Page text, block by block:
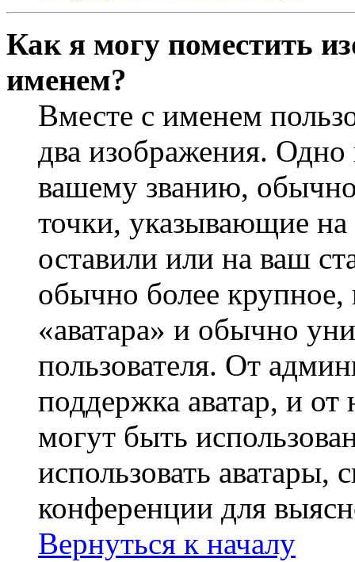
Как я могу поместить
именем?
Вместе с именем
два изображения.
вашему званию, обычно
точки, указывающие
оставили или на ваш
обычно более крупное,
«аватара» и обычно
пользователя. От
поддержка аватар, и от
могут быть
использовать аватары,
конференции для
Вернуться к началу